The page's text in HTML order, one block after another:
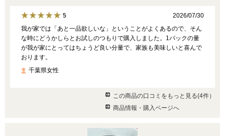
5
2026/07/30
我が家では「あと一品欲しいな」ということがよくあるので、そん
な時にどうかしらとお試しのつもりで購入しました。1パックの量
が我が家にとってはちょうど良い分量で、家族も美味しいと喜んで
おります。
千葉県女性
この商品の口コミをもっと見る(4件）
商品情報・購入ページへ